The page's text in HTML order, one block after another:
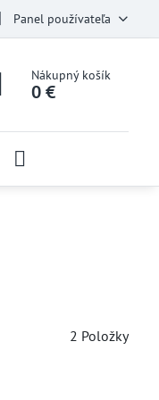
Panel používateľa
Nákupný košík
0 €
2 Položky